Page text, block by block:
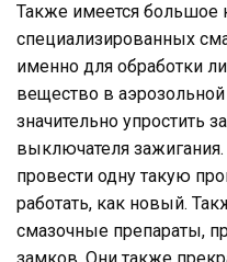
Также имеется большое
специализированных
именно для обработки
вещество в
значительно упростить
выключателя
провести одну такую
работать, как новый.
смазочные препараты,